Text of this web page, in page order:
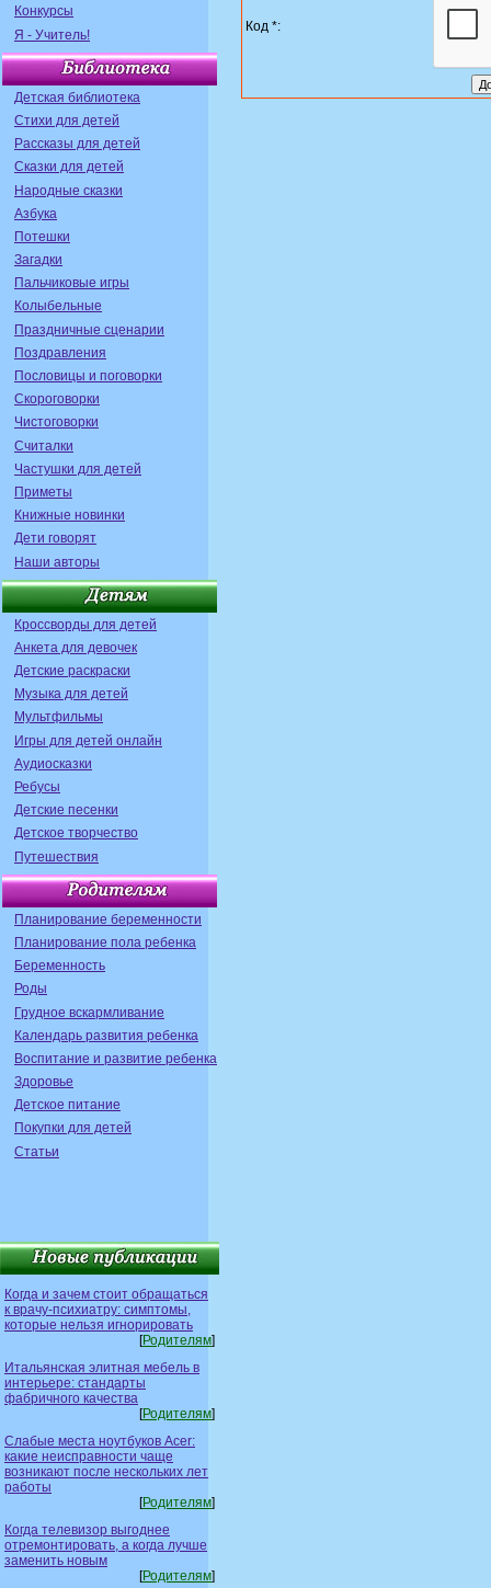
Конкурсы
Я - Учитель!
Детская библиотека
Стихи для детей
Рассказы для детей
Сказки для детей
Народные сказки
Азбука
Потешки
Загадки
Пальчиковые игры
Колыбельные
Праздничные сценарии
Поздравления
Пословицы и поговорки
Скороговорки
Чистоговорки
Считалки
Частушки для детей
Приметы
Книжные новинки
Дети говорят
Наши авторы
Кроссворды для детей
Анкета для девочек
Детские раскраски
Музыка для детей
Мультфильмы
Игры для детей онлайн
Аудиосказки
Ребусы
Детские песенки
Детское творчество
Путешествия
Планирование беременности
Планирование пола ребенка
Беременность
Роды
Грудное вскармливание
Календарь развития ребенка
Воспитание и развитие ребенка
Здоровье
Детское питание
Покупки для детей
Статьи
Когда и зачем стоит обращаться
к врачу-психиатру: симптомы,
которые нельзя игнорировать
[Родителям]
Итальянская элитная мебель в
интерьере: стандарты
фабричного качества
[Родителям]
Слабые места ноутбуков Acer:
какие неисправности чаще
возникают после нескольких лет
работы
[Родителям]
Когда телевизор выгоднее
отремонтировать, а когда лучше
заменить новым
[Родителям]
Код *: